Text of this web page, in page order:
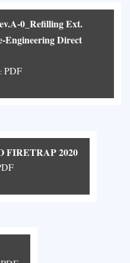
0_Refilling Ext.
Engineering Direct
PDF
FIRETRAP 2020